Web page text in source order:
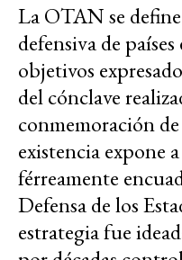
La OTAN se
defensiva de
objetivos
del cónclave
conmemoración de
existencia expone
férreamente
Defensa de los
estrategia fue